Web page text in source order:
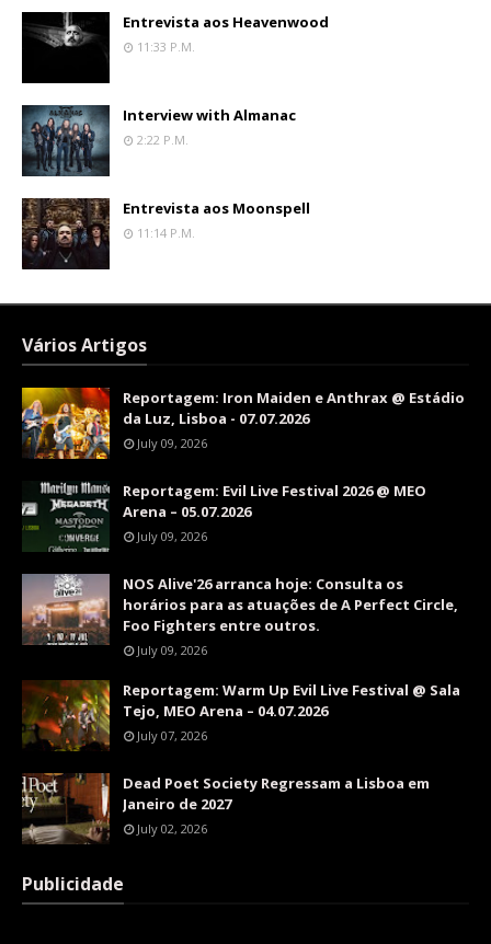
Entrevista aos Heavenwood
11:33 P.m.
Interview with Almanac
2:22 P.m.
Entrevista aos Moonspell
11:14 P.m.
Vários Artigos
Reportagem: Iron Maiden e Anthrax @ Estádio
da Luz, Lisboa - 07.07.2026
July 09, 2026
Reportagem: Evil Live Festival 2026 @ MEO
Arena – 05.07.2026
July 09, 2026
NOS Alive'26 arranca hoje: Consulta os
horários para as atuações de A Perfect Circle,
Foo Fighters entre outros.
July 09, 2026
Reportagem: Warm Up Evil Live Festival @ Sala
Tejo, MEO Arena – 04.07.2026
July 07, 2026
Dead Poet Society Regressam a Lisboa em
Janeiro de 2027
July 02, 2026
Publicidade